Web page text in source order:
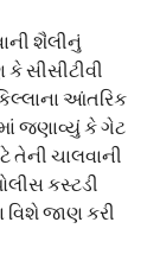
શૈલીનું
કે સીસીટીવી
આંતરિક
જણાવ્યું કે ગેટ
તેની ચાલવાની
કસ્ટડી
વિશે જાણ કરી